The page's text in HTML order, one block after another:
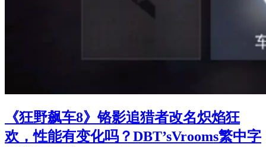
《狂野飙车8》铬影追猎者改名炽焰狂
欢，性能有变化吗？DBT’sVrooms繁中字